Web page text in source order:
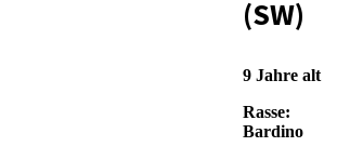
(SW)
9 Jahre alt
Rasse:
Bardino